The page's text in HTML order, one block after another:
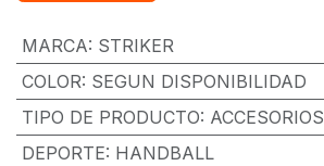
MARCA: STRIKER
COLOR: SEGUN DISPONIBILIDAD
TIPO DE PRODUCTO: ACCESORIOS
DEPORTE: HANDBALL